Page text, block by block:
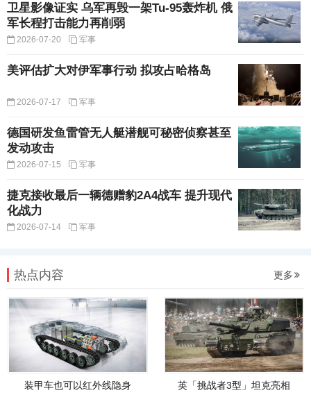
卫星影像证实 乌军再毁一架Tu-95轰炸机 俄
军长程打击能力再削弱
2026-07-20 军事
美评估扩大对伊军事行动 拟攻占哈格岛
2026-07-17 军事
德国研发鱼雷管无人艇潜舰可秘密侦察甚至
发动攻击
2026-07-15 军事
捷克接收最后一辆德赠豹2A4战车 提升现代
化战力
2026-07-14 军事
热点内容 更多
装甲车也可以红外线隐身 英「挑战者3型」坦克亮相